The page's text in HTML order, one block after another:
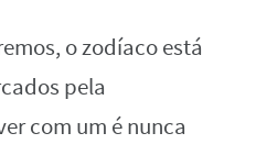
o zodíaco está
pela
com um é nunca